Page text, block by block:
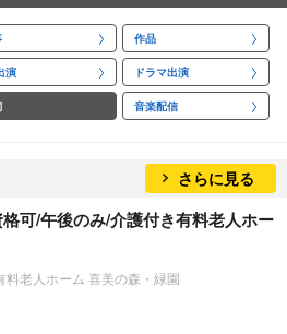
作品
演 ドラマ出演
音楽配信
さらに見る
格可/午後のみ/介護付き有料老人ホー
老人ホーム 喜美の森・緑園